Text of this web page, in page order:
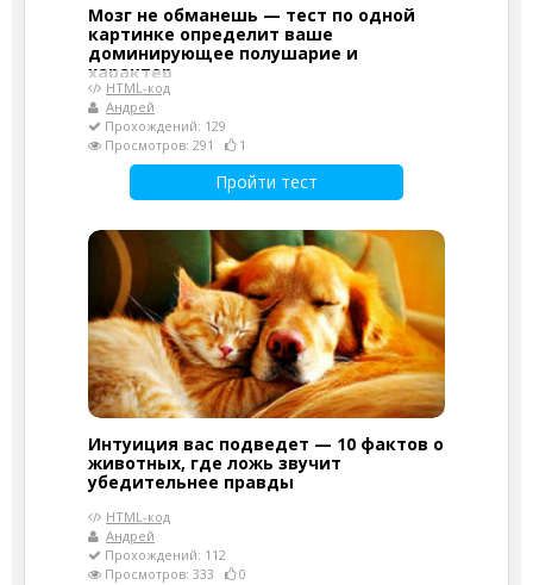
Мозг не обманешь — тест по одной
картинке определит ваше
доминирующее полушарие и
характер
HTML-код
Андрей
Прохождений: 129
Просмотров: 291
1
Пройти тест
Интуиция вас подведет — 10 фактов о
животных, где ложь звучит
убедительнее правды
HTML-код
Андрей
Прохождений: 112
Просмотров: 333
0